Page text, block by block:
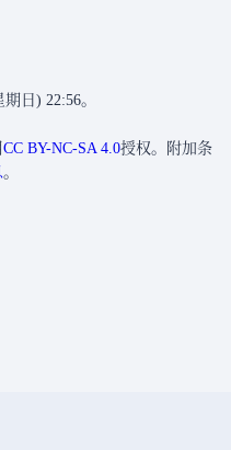
日) 22:56。
CC BY-NC-SA 4.0授权。附加条
。